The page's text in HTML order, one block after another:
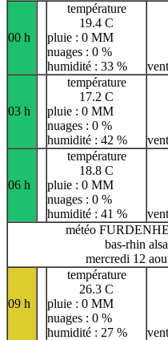
00 h
température
19.4 C
pluie : 0 MM
nuages : 0 %
humidité : 33 %
03 h
température
17.2 C
pluie : 0 MM
nuages : 0 %
humidité : 42 %
06 h
température
18.8 C
pluie : 0 MM
nuages : 0 %
humidité : 41 %
météo
bas-rhin
mercredi 12
09 h
température
26.3 C
pluie : 0 MM
nuages : 0 %
humidité : 27 %